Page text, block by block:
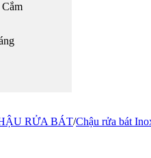
RỬA BÁT/Chậu rửa bát